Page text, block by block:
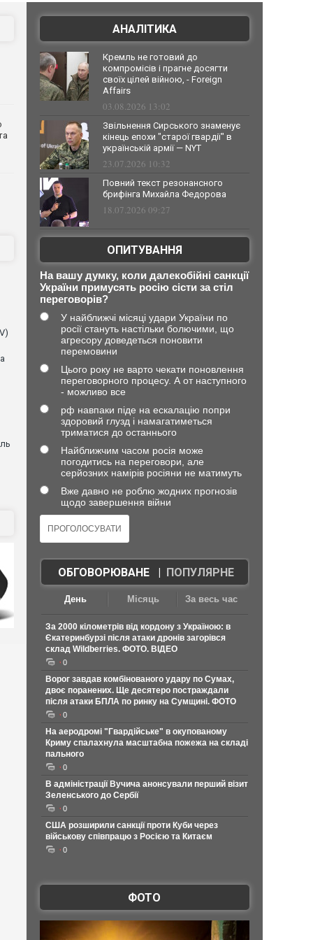
АНАЛІТИКА
Кремль не готовий до
компромісів і прагне досягти
своїх цілей війною, - Foreign
Affairs
03.08.2026 13:02
Звільнення Сирського знаменує
кінець епохи "старої гвардії" в
українській армії — NYT
23.07.2026 10:32
Повний текст резонансного
брифінга Михайла Федорова
18.07.2026 09:27
ОПИТУВАННЯ
На вашу думку, коли далекобійні санкції
України примусять росію сісти за стіл
переговорів?
У найближчі місяці удари України по
росії стануть настільки болючими, що
агресору доведеться поновити
перемовини
Цього року не варто чекати поновлення
переговорного процесу. А от наступного
- можливо все
рф навпаки піде на ескалацію попри
здоровий глузд і намагатиметься
триматися до останнього
Найближчим часом росія може
погодитись на переговори, але
серйозних намірів росіяни не матимуть
Вже давно не роблю жодних прогнозів
щодо завершення війни
ОБГОВОРЮВАНЕ| ПОПУЛЯРНЕ
День Місяць За весь час
За 2000 кілометрів від кордону з Україною: в
Єкатеринбурзі після атаки дронів загорівся
склад Wildberries. ФОТО. ВІДЕО
0
Ворог завдав комбінованого удару по Сумах,
двоє поранених. Ще десятеро постраждали
після атаки БПЛА по ринку на Сумщині. ФОТО
0
На аеродромі "Гвардійське" в окупованому
Криму спалахнула масштабна пожежа на складі
пального
0
В адміністрації Вучича анонсували перший візит
Зеленського до Сербії
0
США розширили санкції проти Куби через
військову співпрацю з Росією та Китаєм
0
ФОТО